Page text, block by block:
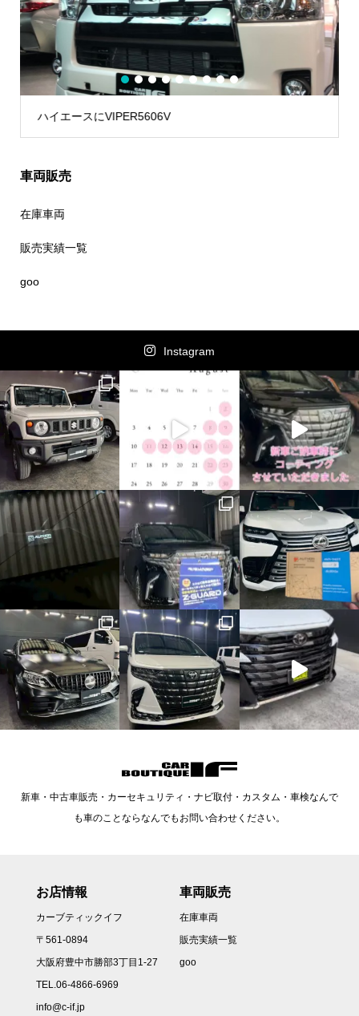
エースにVIPER5606V
1 2 3 4 5 6 7 8 9
車両販売
在庫車両
販売実績一覧
goo
Instagram
新車・中古車販売・カーセキュリティ・ナビ取付・カスタム・車検なんで
も車のことならなんでもお問い合わせください。
お店情報
カーブティックイフ
〒561-0894
大阪府豊中市勝部3丁目1-27
TEL.06-4866-6969
info@c-if.jp
車両販売
在庫車両
販売実績一覧
goo